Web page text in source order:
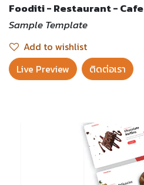
Fooditi - Restaurant - Cafe
Sample Template
Add to wishlist
Live Preview​
ติดต่อเรา